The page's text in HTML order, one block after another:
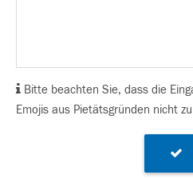
Bitte beachten Sie, dass die
Emojis aus Pietätsgründen nicht